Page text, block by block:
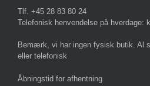
Tlf. +45 28 83 80 24
Telefonisk henvendelse på hverdage:
Bemærk, vi har ingen fysisk butik. Al
eller telefonisk
Åbningstid for afhentning